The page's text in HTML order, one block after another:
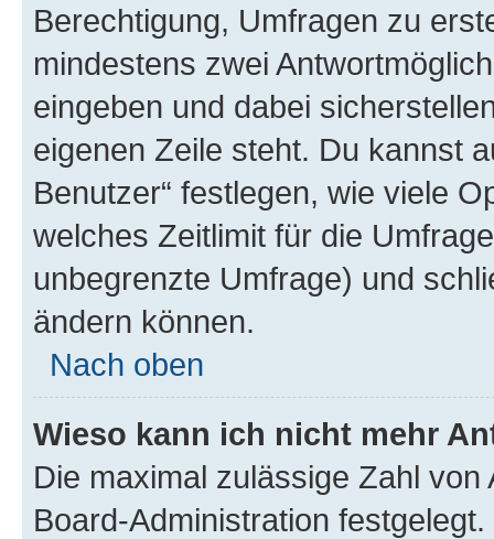
Berechtigung, Umfragen zu
mindestens zwei
eingeben und dabei
eigenen Zeile steht. Du kannst
Benutzer“ festlegen, wie viele
welches Zeitlimit für die
unbegrenzte Umfrage) und
ändern können.
Nach oben
Wieso kann ich nicht mehr
Die maximal zulässige Zahl
Board-Administration